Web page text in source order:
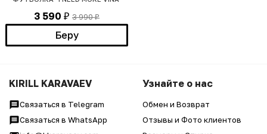
3 590 ₽ 3 990₽
Беру
KIRILL KARAVAEV
Связаться в Telegram
Связаться в WhatsApp
Узнайте о нас
Обмен и Возврат
Отзывы и Фото клиентов